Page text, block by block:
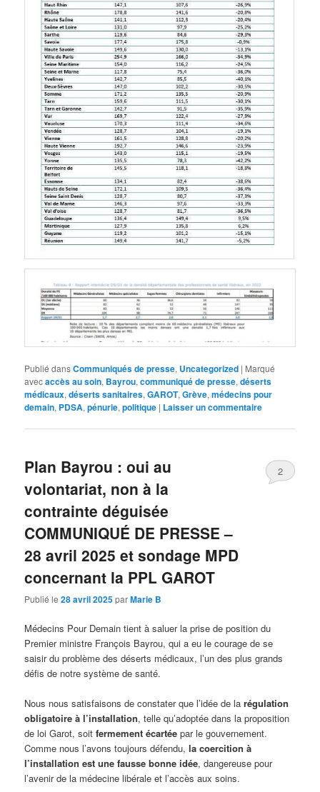
Publié dansCommuniqués de presse, Uncategorized | Marqué
avecaccès au soin, Bayrou,communiqué de presse,déserts
médicaux,déserts sanitaires,GAROT,Grève,médecins pour
demain, PDSA,pénurie,politique | Laisser un commentaire
Plan Bayrou : oui au
volontariat, non à la
contrainte déguisée
COMMUNIQUÉ DE PRESSE –
28 avril 2025 et sondage MPD
concernant la PPL GAROT
Publié le28 avril 2025parMarie B
2
Médecins Pour Demain tient à saluer la prise de position du
Premier ministre François Bayrou, qui a eu le courage de se
saisir du problème des déserts médicaux, l’un des plus grands
défis de notre système de santé.
Nous nous satisfaisons de constater que l’idée de la régulation
obligatoire à l’installation, telle qu’adoptée dans la proposition
de loi Garot, soitfermement écartée par le gouvernement.
Comme nous l’avons toujours défendu, la coercition à
l’installation est une fausse bonne idée, dangereuse pour
l’avenir de la médecine libérale et l’accès aux soins.